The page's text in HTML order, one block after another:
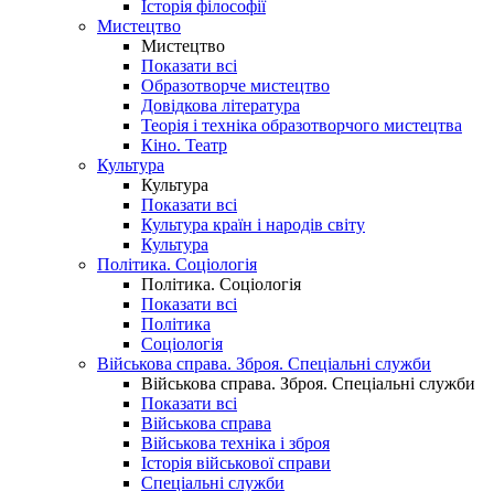
Історія філософії
Мистецтво
Мистецтво
Показати всі
Образотворче мистецтво
Довідкова література
Теорія і техніка образотворчого мистецтва
Кіно. Театр
Культура
Культура
Показати всі
Культура країн і народів світу
Культура
Політика. Соціологія
Політика. Соціологія
Показати всі
Політика
Соціологія
Військова справа. Зброя. Спеціальні служби
Військова справа. Зброя. Спеціальні служби
Показати всі
Військова справа
Військова техніка і зброя
Історія військової справи
Спеціальні служби